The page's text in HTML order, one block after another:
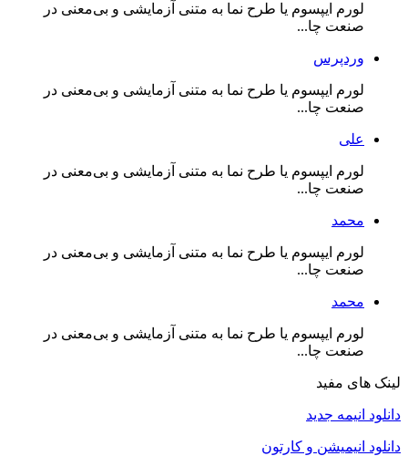
لورم ایپسوم یا طرح‌ نما به متنی آزمایشی و بی‌معنی در
صنعت چا...
وردپرس
لورم ایپسوم یا طرح‌ نما به متنی آزمایشی و بی‌معنی در
صنعت چا...
علی
لورم ایپسوم یا طرح‌ نما به متنی آزمایشی و بی‌معنی در
صنعت چا...
محمد
لورم ایپسوم یا طرح‌ نما به متنی آزمایشی و بی‌معنی در
صنعت چا...
محمد
لورم ایپسوم یا طرح‌ نما به متنی آزمایشی و بی‌معنی در
صنعت چا...
لینک های مفید
دانلود انیمه جدید
دانلود انیمیشن و کارتون